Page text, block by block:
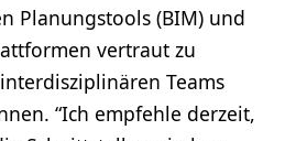
Planungstools (BIM) und
vertraut zu
Teams
“Ich empfehle derzeit,